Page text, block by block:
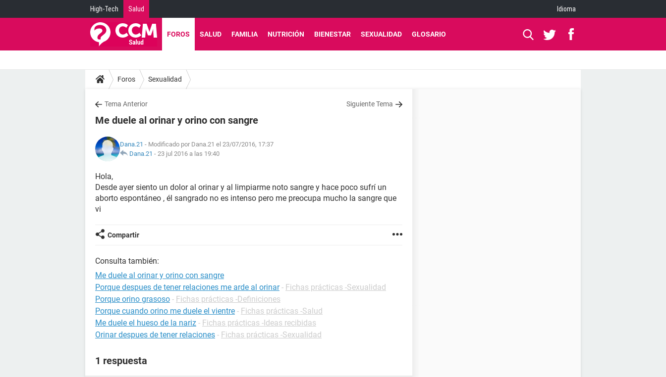
High-Tech Salud Idioma
FOROS SALUD FAMILIA NUTRICIÓN BIENESTAR SEXUALIDAD GLOSARIO
Foros Sexualidad
Tema Anterior Siguiente Tema
Me duele al orinar y orino con sangre
Dana.21 - Modificado por Dana.21 el 23/07/2016, 17:37
Dana.21 - 23 jul 2016 a las 19:40
Hola,
Desde ayer siento un dolor al orinar y al limpiarme noto sangre y hace poco sufrí un
aborto espontáneo , él sangrado no es intenso pero me preocupa mucho la sangre que
vi
Compartir
Consulta también:
Me duele al orinar y orino con sangre
Porque despues de tener relaciones me arde al orinar - Fichas prácticas -Sexualidad
Porque orino grasoso - Fichas prácticas -Definiciones
Porque cuando orino me duele el vientre - Fichas prácticas -Salud
Me duele el hueso de la nariz - Fichas prácticas -Ideas recibidas
Orinar despues de tener relaciones - Fichas prácticas -Sexualidad
1 respuesta